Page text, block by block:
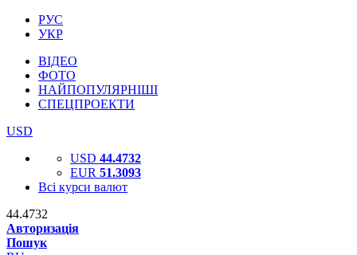
РУС
УКР
ВІДЕО
ФОТО
НАЙПОПУЛЯРНІШІ
СПЕЦПРОЕКТИ
USD
USD 44.4732
EUR 51.3093
Всі курси валют
44.4732
Авторизація
Пошук